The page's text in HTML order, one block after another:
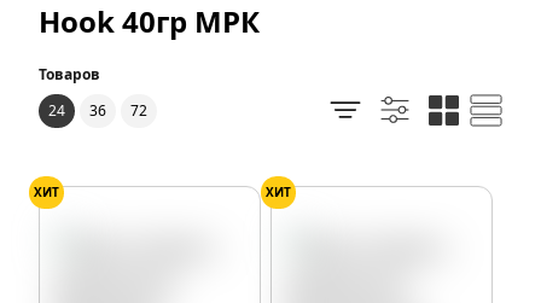
Hook 40гр МРК
Товаров
24
36 72
ХИТ ХИТ